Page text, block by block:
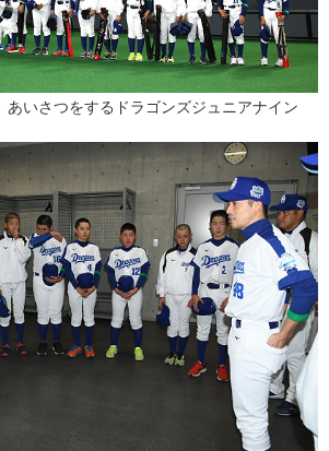
あいさつをするドラゴンズジュニアナイン